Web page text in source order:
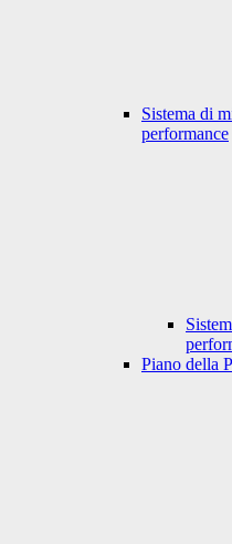
Sistema di
performance
Piano della